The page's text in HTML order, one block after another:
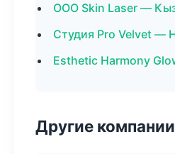
ООО Skin Laser —
Студия Pro Velvet —
Esthetic Harmony
Другие компании